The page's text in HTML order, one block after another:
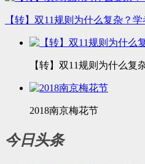
【转】双11规则为什么复杂？
【转】双11规则为什么
2018南京梅花节
今日头条